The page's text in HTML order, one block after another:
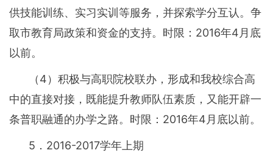
供技能训练、实习实训等服务，并探索学分互认。争
取市教育局政策和资金的支持。时限：2016年4月底
以前。
（4）积极与高职院校联办，形成和我校综合高
中的直接对接，既能提升教师队伍素质，又能开辟一
条普职融通的办学之路。时限：2016年4月底以前。
5．2016-2017学年上期